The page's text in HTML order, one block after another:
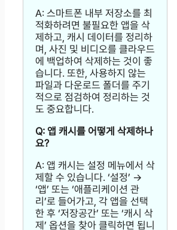
A: 스마트폰 내부 저장소를 최
적화하려면 불필요한 앱을 삭
제하고, 캐시 데이터를 정리하
며, 사진 및 비디오를 클라우드
에 백업하여 삭제하는 것이 좋
습니다. 또한, 사용하지 않는
파일과 다운로드 폴더를 주기
적으로 점검하여 정리하는 것
도 중요합니다.
Q: 앱 캐시를 어떻게 삭제하나
요?
A: 앱 캐시는 설정 메뉴에서 삭
제할 수 있습니다. ‘설정’ →
‘앱’ 또는 ‘애플리케이션 관
리’로 들어가고, 각 앱을 선택
한 후 ‘저장공간’ 또는 ‘캐시 삭
제’ 옵션을 찾아 클릭하면 됩니